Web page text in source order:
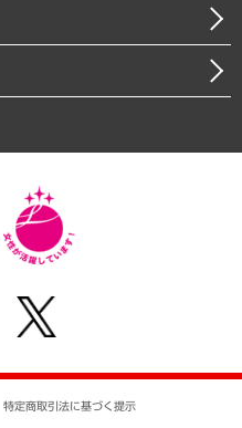
きについて
特定商取引法に基づく提示